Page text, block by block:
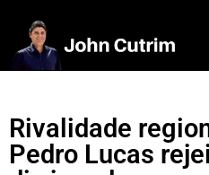
Rivalidade
Pedro Lucas